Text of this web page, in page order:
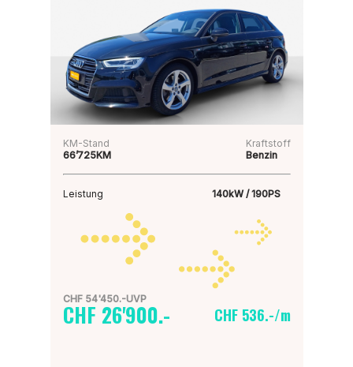
KM-Stand
66’725KM
Kraftstoff
Benzin
Leistung 140kW / 190PS
CHF 54'450.-UVP
CHF 26'900.- CHF 536.-/m